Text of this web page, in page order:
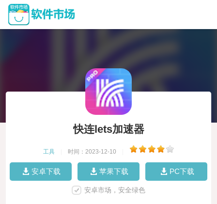
快连lets加速器
工具 时间：2023-12-10
安卓下载 苹果下载 PC下载
安卓市场，安全绿色